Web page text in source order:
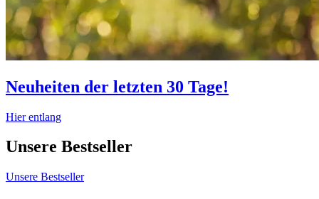
Neuheiten der letzten 30 Tage!
Hier entlang
Unsere Bestseller
Unsere Bestseller